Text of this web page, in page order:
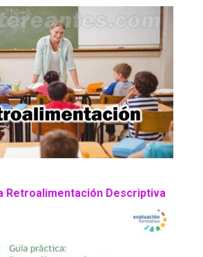
Retroalimentación Descriptiva